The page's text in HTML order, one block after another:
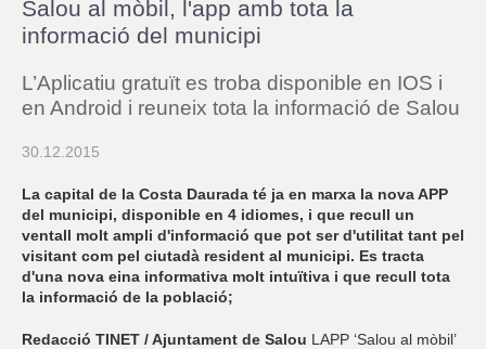
l
a
Salou al mòbil, l'app amb tota la
informació del municipi
L’Aplicatiu gratuït es troba disponible en IOS i
en Android i reuneix tota la informació de Salou
30.12.2015
La capital de la Costa Daurada té ja en marxa la nova APP
del municipi, disponible en 4 idiomes, i que recull un
ventall molt ampli d'informació que pot ser d'utilitat tant pel
visitant com pel ciutadà resident al municipi. Es tracta
d'una nova eina informativa molt intuïtiva i que recull tota
la informació de la població;
Redacció TINET / Ajuntament de Salou LAPP ‘Salou al mòbil’